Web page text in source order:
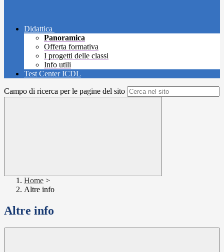
Didattica
Panoramica
Offerta formativa
I progetti delle classi
Info utili
Test Center ICDL
Campo di ricerca per le pagine del sito
Home >
Altre info
Altre info